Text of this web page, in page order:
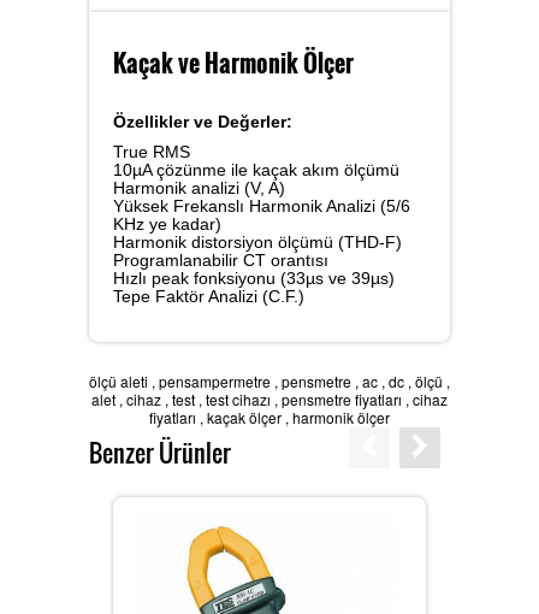
Anemometre
Kalibratör
Ses Ölçer
Takometre
Kaçak ve Harmonik Ölçer
Özellikler ve Değerler:
True RMS
10µA çözünme ile kaçak akım ölçümü
Harmonik analizi (V, A)
Yüksek Frekanslı Harmonik Analizi (5/6
KHz ye kadar)
Harmonik distorsiyon ölçümü (THD-F)
Programlanabilir CT orantısı
Hızlı peak fonksiyonu (33µs ve 39µs)
Tepe Faktör Analizi (C.F.)
ölçü aleti , pensampermetre , pensmetre , ac , dc , ölçü ,
alet , cihaz , test , test cihazı , pensmetre fiyatları , cihaz
fiyatları , kaçak ölçer , harmonik ölçer
Benzer Ürünler